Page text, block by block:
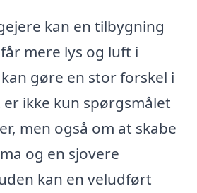
kan en tilbygning
mere lys og luft i
gøre en stor forskel i
ikke kun spørgsmålet
men også om at skabe
og en sjovere
kan en veludført